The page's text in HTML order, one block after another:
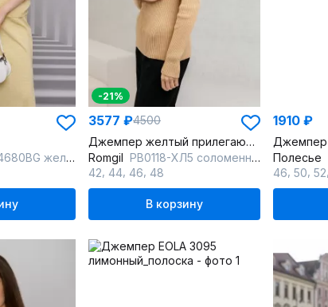
желтый/белый
-21%
3577 ₽4500
Джемпер желтый прилегающего силуэта с V-образным вырезом
Romgil РВ0118-ХЛ5 соломенный
42 44 46 48
В корзину
1910 ₽
Полесье
46 50 52